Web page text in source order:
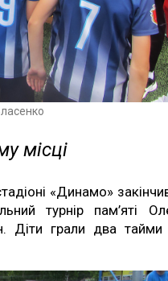
місці
«Динамо»
турнір пам’яті
Діти грали два тайми